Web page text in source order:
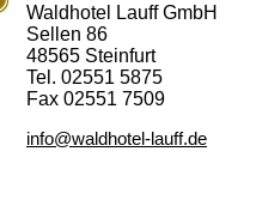
Waldhotel Lauff GmbH
Sellen 86
48565 Steinfurt
Tel. 02551 5875
Fax 02551 7509
info@waldhotel-lauff.de